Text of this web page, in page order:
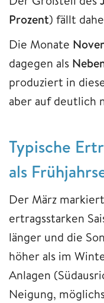
Prozent) fällt
Die Monate
dagegen als
produziert in
aber auf deutlich
Typische
als
Der März
ertragsstarken
länger und die
höher als im
Anlagen
Neigung,